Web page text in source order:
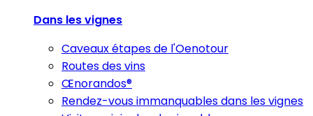
Dans les vignes
Caveaux étapes de l'Oenotour
Routes des vins
Œnorandos®
Rendez-vous immanquables dans les vignes